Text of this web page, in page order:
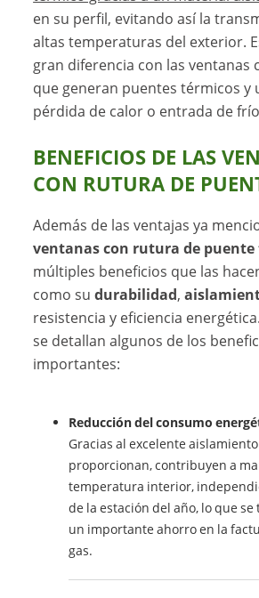
en su perfil, evitando así la
altas temperaturas del exterior.
gran diferencia con las ventanas
que generan puentes térmicos y
pérdida de calor o entrada de
BENEFICIOS DE LAS
CON RUTURA DE
Además de las ventajas ya
ventanas con rutura de
múltiples beneficios que las
como sudurabilidad,
resistencia y eficiencia
se detallan algunos de los
importantes:
Reducción del consumo
Gracias al excelente
proporcionan, contribuyen a
temperatura interior,
de la estación del año, lo que se
un importante ahorro en la
gas.